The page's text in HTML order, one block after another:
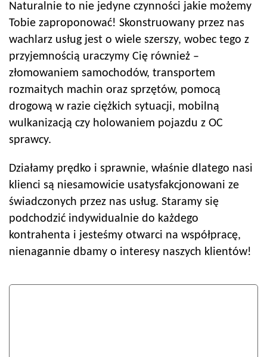
Naturalnie to nie jedyne czynności jakie możemy
Tobie zaproponować! Skonstruowany przez nas
wachlarz usług jest o wiele szerszy, wobec tego z
przyjemnością uraczymy Cię również –
złomowaniem samochodów, transportem
rozmaitych machin oraz sprzętów, pomocą
drogową w razie ciężkich sytuacji, mobilną
wulkanizacją czy holowaniem pojazdu z OC
sprawcy.
Działamy prędko i sprawnie, właśnie dlatego nasi
klienci są niesamowicie usatysfakcjonowani ze
świadczonych przez nas usług. Staramy się
podchodzić indywidualnie do każdego
kontrahenta i jesteśmy otwarci na współpracę,
nienagannie dbamy o interesy naszych klientów!